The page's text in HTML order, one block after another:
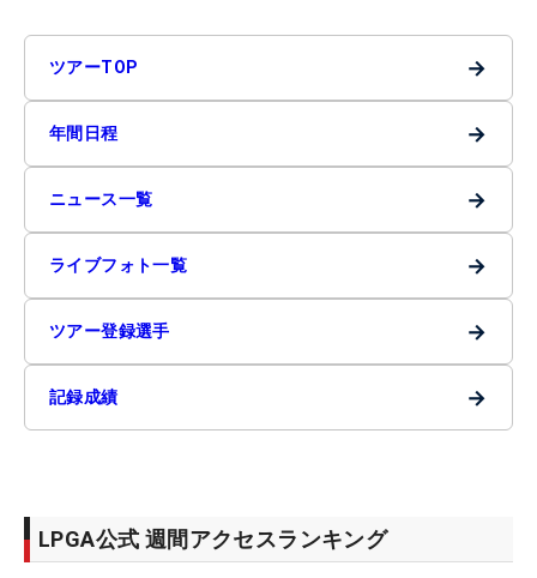
ツアーTOP →
年間日程 →
ニュース一覧 →
ライブフォト一覧 →
ツアー登録選手 →
記録成績 →
LPGA公式 週間アクセスランキング